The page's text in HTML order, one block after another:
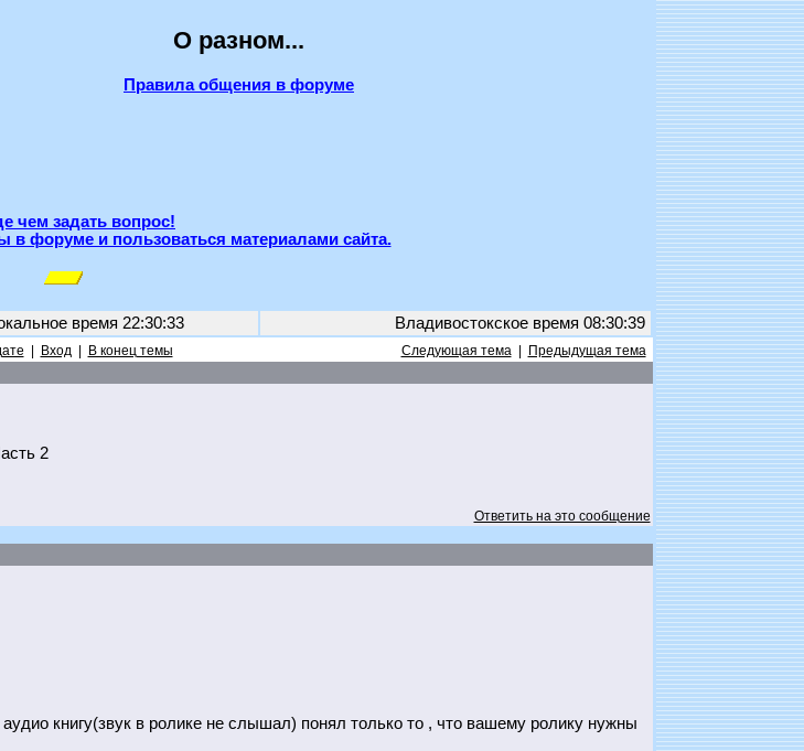
О разном...
Правила общения в форуме
чем задать вопрос!
в форуме и пользоваться материалами сайта.
время 22:30:33 Владивостокское время 08:30:39
Вход| В конец темы Следующая тема|
Предыдущая тема
2
Ответить на это сообщение
книгу(звук в ролике не слышал) понял только то , что вашему ролику нужны